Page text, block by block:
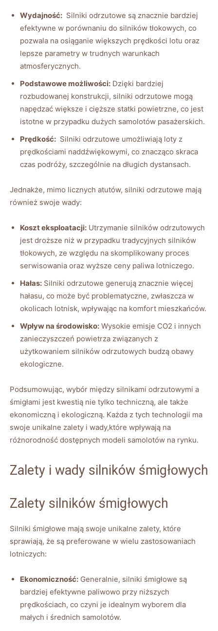
Wydajność: ⁤ Silniki⁢ odrzutowe są znacznie‌ bardziej
efektywne w porównaniu do silników‌ tłokowych, co
⁢pozwala ⁢na osiąganie ⁢większych‌ prędkości ‌lotu‍ oraz
lepsze​ parametry w‍ trudnych warunkach
atmosferycznych.
Podstawowe możliwości: Dzięki ⁤bardziej
rozbudowanej ⁤konstrukcji, ​silniki ‌odrzutowe mogą
napędzać większe i cięższe statki ‌powietrzne,‌ co ⁤jest⁣
istotne w przypadku dużych ⁢samolotów‍ pasażerskich.
Prędkość: ​ Silniki odrzutowe umożliwiają loty z
prędkościami naddźwiękowymi, ​co⁤ znacząco skraca ​
czas podróży, ​szczególnie⁤ na długich⁤ dystansach.
Jednakże, mimo licznych atutów, ⁣silniki odrzutowe mają
również swoje wady:
Koszt⁢ eksploatacji: ⁢Utrzymanie ⁣silników odrzutowych⁢
jest droższe ​niż w przypadku tradycyjnych ⁣silników
tłokowych, ze względu na⁣ skomplikowany proces
serwisowania ⁢oraz wyższe ⁢ceny paliwa lotniczego.
Hałas: Silniki odrzutowe generują ⁤znacznie ⁢więcej
‌hałasu, ⁢co może ⁢być problematyczne, zwłaszcza w
okolicach lotnisk, wpływając na ​komfort mieszkańców.
Wpływ ⁣na‌ środowisko: Wysokie emisje CO2‍ i ‌innych
‌zanieczyszczeń powietrza związanych z
użytkowaniem‍ silników odrzutowych budzą obawy
ekologiczne.
Podsumowując, wybór między silnikami odrzutowymi a​
śmigłami jest kwestią nie tylko techniczną,⁣ ale także
ekonomiczną ⁤i ekologiczną. Każda z‌ tych technologii ma
swoje unikalne zalety i⁤ wady,które wpływają na⁣
różnorodność dostępnych modeli samolotów na rynku.
Zalety⁢ i wady silników​ śmigłowych
Zalety silników śmigłowych
Silniki śmigłowe mają swoje unikalne ⁢zalety, które
sprawiają, że są‌ preferowane w wielu zastosowaniach
lotniczych:
Ekonomiczność: ​Generalnie, silniki śmigłowe są​
bardziej ‍efektywne paliwowo‌ przy niższych
prędkościach, co czyni je‍ idealnym wyborem⁤ dla⁢
małych ⁢i średnich samolotów.